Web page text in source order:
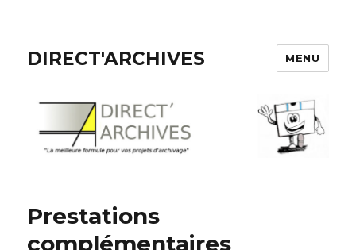
DIRECT'ARCHIVES MENU
Prestations
complémentaires